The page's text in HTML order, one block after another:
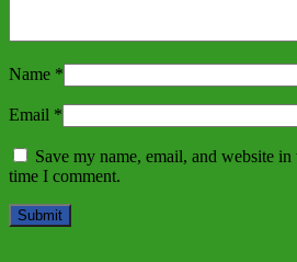
Name *
Email *
Save my name, email, and website
time I comment.